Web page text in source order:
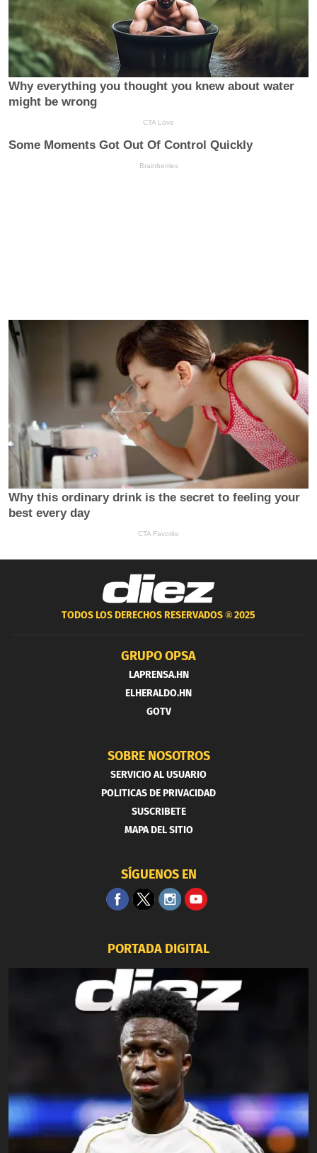
TODOS LOS DERECHOS RESERVADOS ®2025
GRUPO OPSA
LAPRENSA.HN
ELHERALDO.HN
GOTV
SOBRE NOSOTROS
SERVICIO AL USUARIO
POLITICAS DE PRIVACIDAD
SUSCRIBETE
MAPA DEL SITIO
SÍGUENOS EN
PORTADA DIGITAL